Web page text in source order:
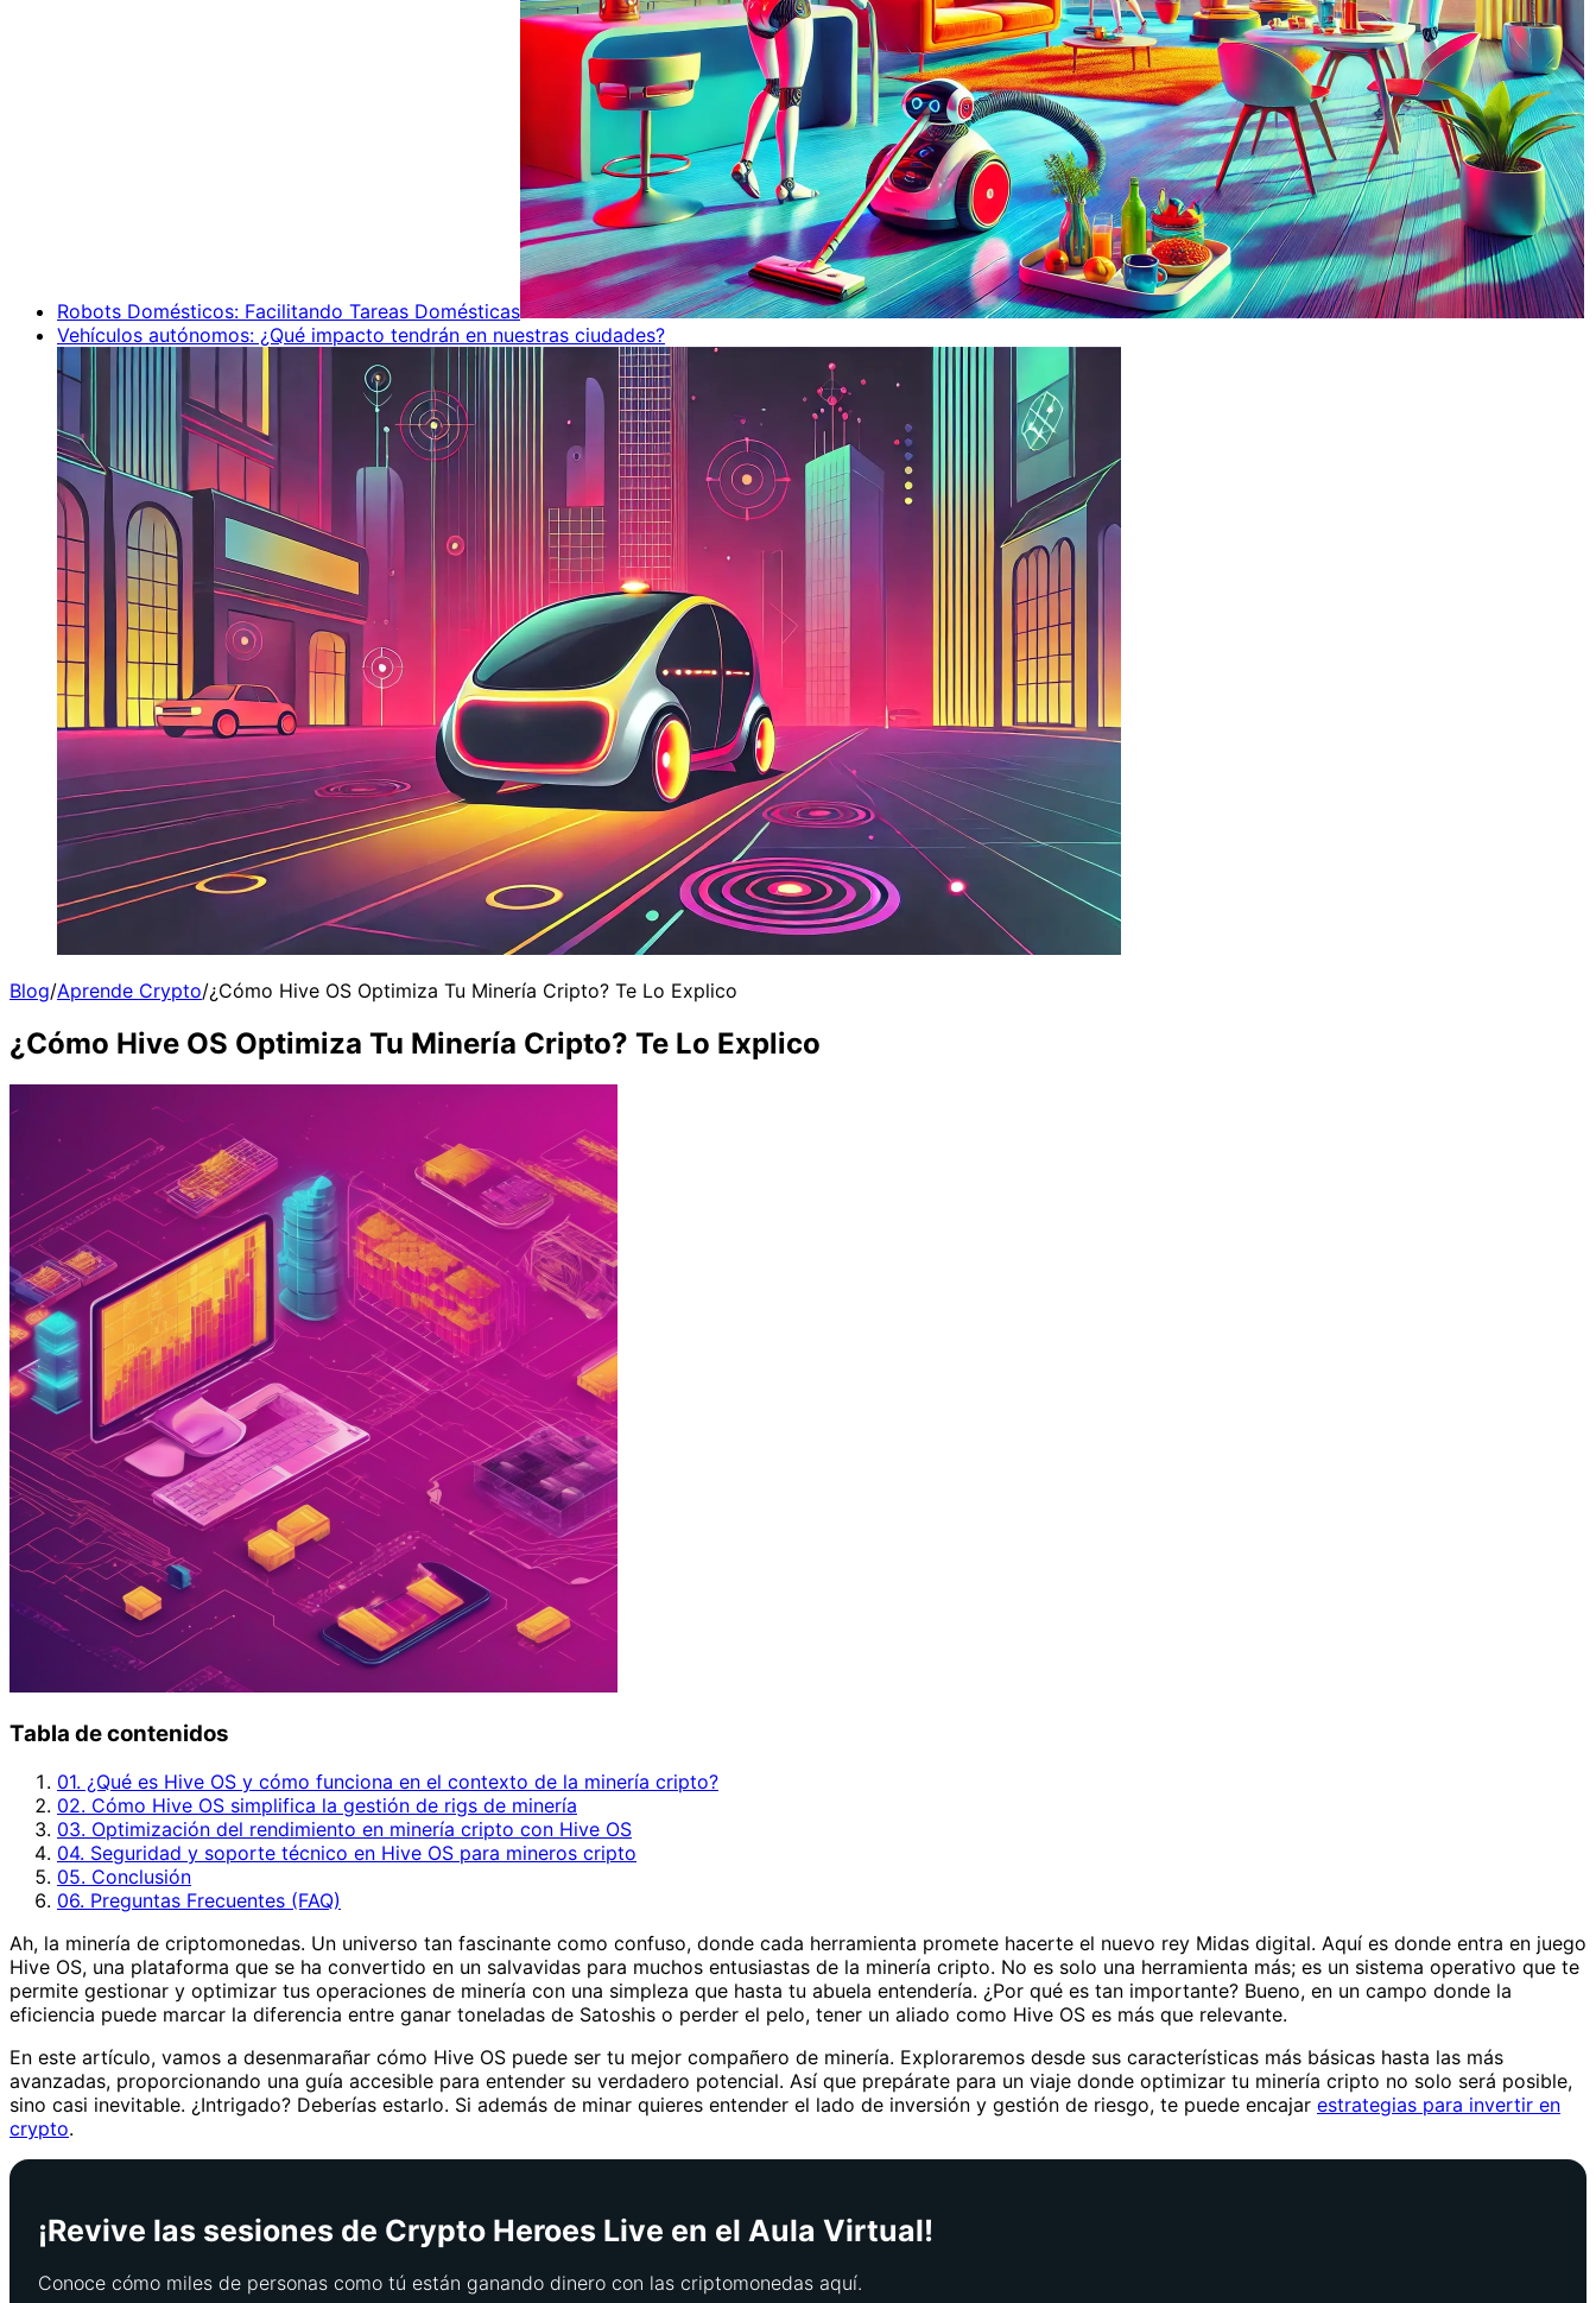
Robots Domésticos: Facilitando Tareas Domésticas
Vehículos autónomos: ¿Qué impacto tendrán en nuestras ciudades?
Blog/Aprende Crypto/¿Cómo Hive OS Optimiza Tu Minería Cripto? Te Lo Explico
¿Cómo Hive OS Optimiza Tu Minería Cripto? Te Lo Explico
Tabla de contenidos
01. ¿Qué es Hive OS y cómo funciona en el contexto de la minería cripto?
02. Cómo Hive OS simplifica la gestión de rigs de minería
03. Optimización del rendimiento en minería cripto con Hive OS
04. Seguridad y soporte técnico en Hive OS para mineros cripto
05. Conclusión
06. Preguntas Frecuentes (FAQ)
Ah, la minería de criptomonedas. Un universo tan fascinante como confuso, donde cada herramienta promete hacerte el nuevo rey Midas digital. Aquí es donde entra en juego
Hive OS, una plataforma que se ha convertido en un salvavidas para muchos entusiastas de la minería cripto. No es solo una herramienta más; es un sistema operativo que te
permite gestionar y optimizar tus operaciones de minería con una simpleza que hasta tu abuela entendería. ¿Por qué es tan importante? Bueno, en un campo donde la
eficiencia puede marcar la diferencia entre ganar toneladas de Satoshis o perder el pelo, tener un aliado como Hive OS es más que relevante.
En este artículo, vamos a desenmarañar cómo Hive OS puede ser tu mejor compañero de minería. Exploraremos desde sus características más básicas hasta las más
avanzadas, proporcionando una guía accesible para entender su verdadero potencial. Así que prepárate para un viaje donde optimizar tu minería cripto no solo será posible,
sino casi inevitable. ¿Intrigado? Deberías estarlo. Si además de minar quieres entender el lado de inversión y gestión de riesgo, te puede encajar estrategias para invertir en
crypto.
¡Revive las sesiones de Crypto Heroes Live en el Aula Virtual!
Conoce cómo miles de personas como tú están ganando dinero con las criptomonedas aquí.